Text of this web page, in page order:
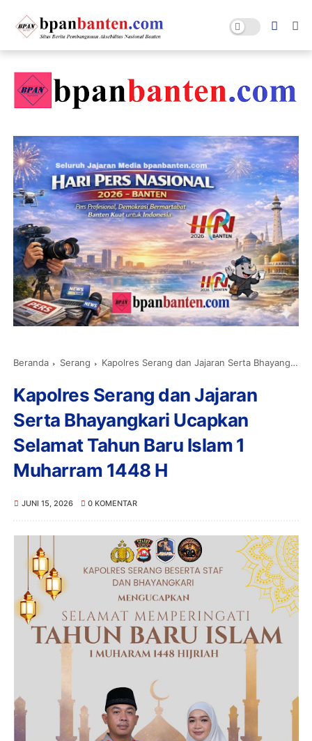
Beranda Serang Kapolres Serang dan Jajaran Serta Bhayangkari Ucapkan Selamat Tahun Baru Islam 1 Muharram 1448 H
Kapolres Serang dan Jajaran
Serta Bhayangkari Ucapkan
Selamat Tahun Baru Islam 1
Muharram 1448 H
JUNI 15, 2026 0 KOMENTAR